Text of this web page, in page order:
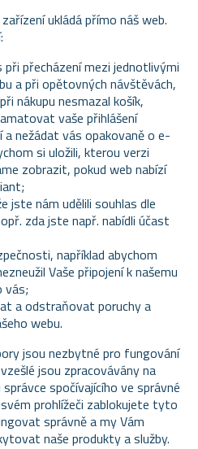
ukládá přímo náš web.
přecházení mezi jednotlivými
a při opětovných návštěvách,
nákupu nesmazal košík,
vaše přihlášení
nežádat vás opakovaně o e-
si uložili, kterou verzi
zobrazit, pokud web nabízí
nám udělili souhlas dle
zda jste např. nabídli účast
například abychom
Vaše připojení k našemu
vás;
odstraňovat poruchy a
webu.
jsou nezbytné pro fungování
jsou zpracovávány na
spočívajícího ve správné
prohlížeči zablokujete tyto
správně a my Vám
naše produkty a služby.